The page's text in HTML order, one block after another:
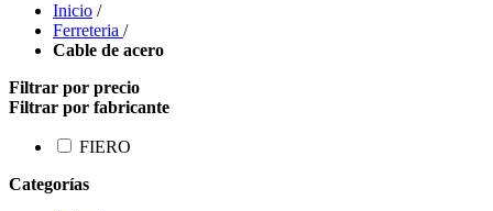
Inicio /
Ferreteria /
Cable de acero
Filtrar por precio
Filtrar por fabricante
FIERO
Categorías